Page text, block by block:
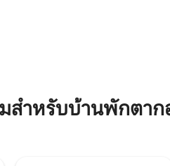
ำหรับบ้านพักตาก